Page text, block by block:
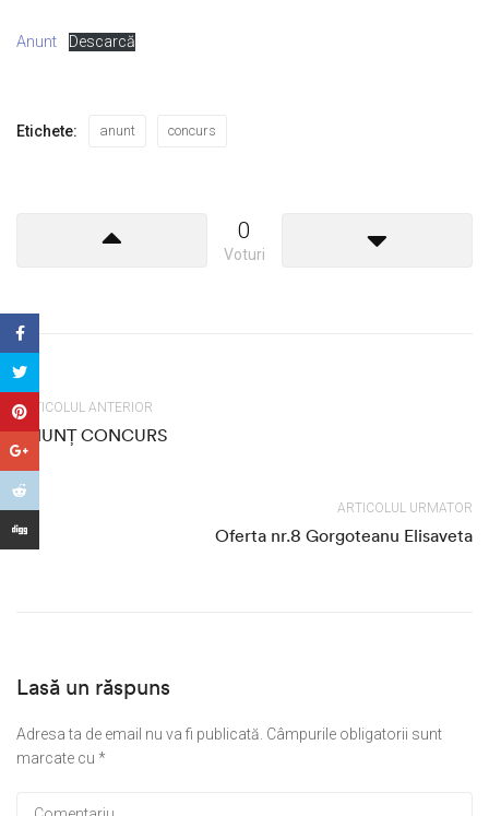
Anunt Descarcă
Etichete: anunt concurs
0
Voturi
ARTICOLUL ANTERIOR
ANUNȚ CONCURS
ARTICOLUL URMATOR
Oferta nr.8 Gorgoteanu Elisaveta
Lasă un răspuns
Adresa ta de email nu va fi publicată. Câmpurile obligatorii sunt
marcate cu *